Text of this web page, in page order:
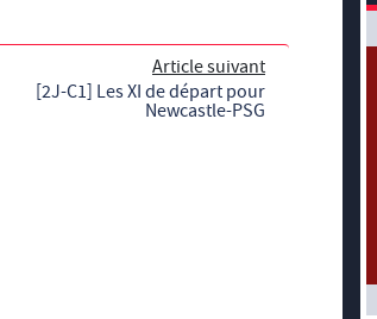
Article suivant
[2J-C1] Les XI de départ pour
Newcastle-PSG